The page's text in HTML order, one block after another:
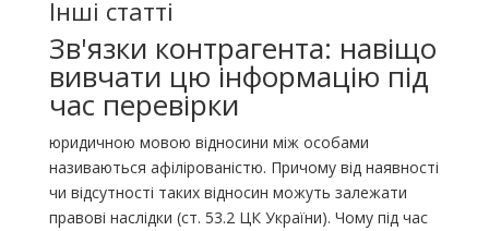
Інші статті
Зв'язки контрагента: навіщо
вивчати цю інформацію під
час перевірки
юридичною мовою відносини між особами
називаються афілірованістю. Причому від наявності
чи відсутності таких відносин можуть залежати
правові наслідки (ст. 53.2 ЦК України). Чому під час